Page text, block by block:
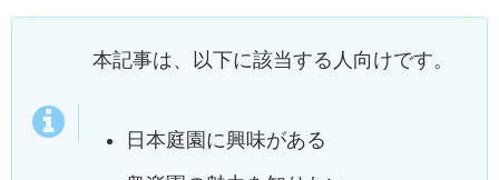
本記事は、以下に該当する人向けです。
日本庭園に興味がある